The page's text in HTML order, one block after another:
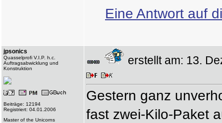
Eine Antwort auf
jpsonics
Quasselprofi V.I.P. h.c.
Auftragsabwicklung und
Konstruktion
Beiträge: 12194
Registriert: 04.01.2006
Master of the Unicorns
erstellt am: 13.
Gestern ganz
fast zwei-Kilo-Paket